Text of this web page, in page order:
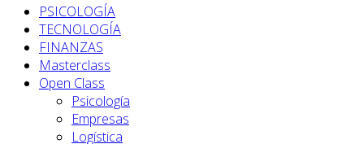
PSICOLOGÍA
TECNOLOGÍA
FINANZAS
Masterclass
Open Class
Psicología
Empresas
Logística